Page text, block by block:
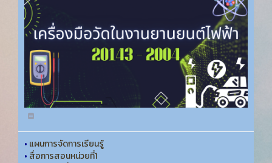
• แผนการจัดการเรียนรู้
• สื่อการสอนหน่วยที่1